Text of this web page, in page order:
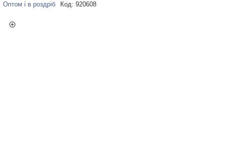
Оптом і в роздріб Код: 920608